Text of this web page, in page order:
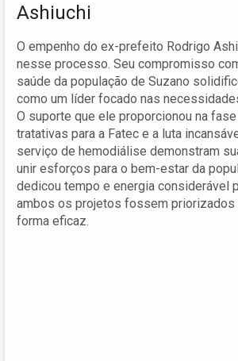
Ashiuchi
O empenho do ex-prefeito Rodrigo
nesse processo. Seu compromisso
saúde da população de Suzano
como um líder focado nas
O suporte que ele proporcionou na
tratativas para a Fatec e a luta
serviço de hemodiálise demonstram
unir esforços para o bem-estar da
dedicou tempo e energia considerável
ambos os projetos fossem
forma eficaz.